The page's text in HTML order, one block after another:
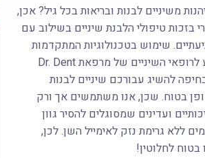
משיניים לבנות ובריאות בכל גיל? אכן,
בזכות טיפולי הלבנת שיניים בשילוב עם
שימוש בטכנולוגיות המתקדמות
ביותר מסייע לרופאי השיניים של מרפאת Dr. Dent
להשיג עבורכם שיניים לבנות
בטוח. שכן, אנו משתמשים אך ורק
ועדינים שמסוגלים להסיר גוון
ללא גרימת נזק לאימייל השן. לכן,
בטוח לחלוטין!